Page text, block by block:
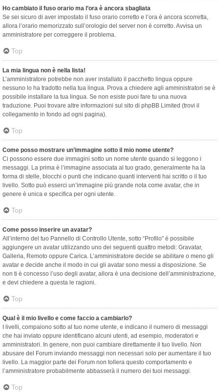
Ho cambiato il fuso orario ma l’ora è ancora sbagliata
Se sei sicuro di aver impostato il fuso orario corretto e l’ora è ancora scorretta,
allora l’orario memorizzato sull’orologio del server non è corretto. Avvisa un
amministratore per correggere il problema.
Top
La mia lingua non è nella lista!
L’amministratore potrebbe non aver installato il pacchetto lingua oppure
nessuno lo ha tradotto nella tua lingua. Prova a chiedere agli amministratori se è
possibile installare la tua lingua. Se non esiste puoi fare tu una nuova
traduzione. Puoi trovare altre informazioni sul sito di phpBB Limited (trovi il
collegamento in fondo ad ogni pagina).
Top
Come posso mostrare un’immagine sotto il mio nome utente?
Ci possono essere due immagini sotto un nome utente quando si leggono i
messaggi. La prima è l’immagine associata al tuo grado, generalmente ha la
forma di stelle, blocchi o punti che indicano quanti interventi hai scritto o il tuo
livello. Sotto può esserci un’immagine più grande nota come avatar, che in
genere è unica e specifica per ogni utente.
Top
Come posso inserire un avatar?
All’interno del tuo Pannello di Controllo Utente, sotto “Profilo” è possibile
aggiungere un avatar utilizzando uno dei seguenti quattro metodi: Gravatar,
Galleria, Remoto oppure Carica. L’amministratore decide se abilitare o meno gli
avatar e decide anche il modo in cui gli avatar sono messi a disposizione. Se
non ti è concesso l’uso degli avatar, allora è una decisione dell’amministrazione,
e devi chiedere a questa le ragioni.
Top
Qual è il mio livello e come faccio a cambiarlo?
I livelli, compaiono sotto al tuo nome utente, e indicano il numero di messaggi
che hai inviato oppure identificano alcuni utenti, ad esempio, moderatori e
amministratori. In genere, non puoi cambiare direttamente il tuo livello. Non
abusare del Forum inviando messaggi non necessari solo per aumentare il tuo
livello. La maggior parte dei Forum non tollera questo comportamento e
l’amministratore probabilmente abbasserà il numero dei tuoi messaggi.
Top